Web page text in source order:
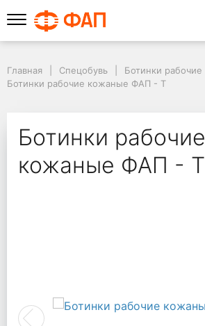
Главная Спецобувь
Ботинки рабочие
Ботинки рабочие кожаные ФАП - Т
Ботинки рабочие
кожаные ФАП - Т
Previous